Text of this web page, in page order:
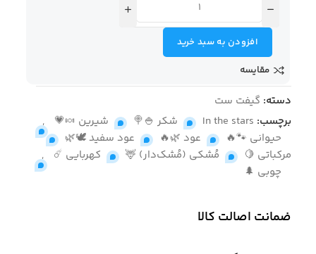
افزودن به سبد خرید
مقایسه
دسته: گیفت ست
برچسب: In the stars
, شکر 🍚🍭 , شیرین 🍬💗
,
حیوانی 🐾🔥
, عود 🌿🔥 , عود سفید 🕊️🌿
,
مرکباتی 🍋
, مُشکی (مُشک‌دار) 🦌 , کهربایی ☄️
,
چوبی 🌲
ضمانت اصالت کالا